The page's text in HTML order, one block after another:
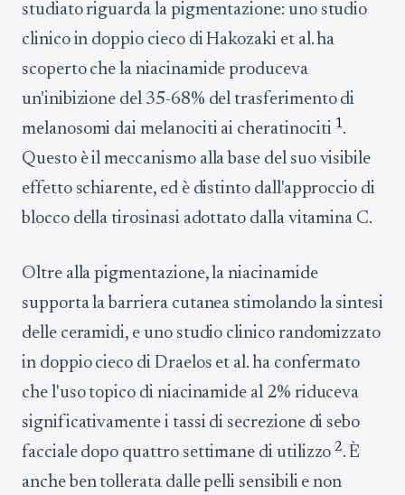
studiato riguarda la pigmentazione: uno studio
clinico in doppio cieco di Hakozaki et al. ha
scoperto che la niacinamide produceva
un'inibizione del 35-68% del trasferimento di
melanosomi dai melanociti ai cheratinociti1.
Questo è il meccanismo alla base del suo visibile
effetto schiarente, ed è distinto dall'approccio di
blocco della tirosinasi adottato dalla vitamina C.
Oltre alla pigmentazione, la niacinamide
supporta la barriera cutanea stimolando la sintesi
delle ceramidi, e uno studio clinico randomizzato
in doppio cieco di Draelos et al. ha confermato
che l'uso topico di niacinamide al 2% riduceva
significativamente i tassi di secrezione di sebo
facciale dopo quattro settimane di utilizzo2. È
anche ben tollerata dalle pelli sensibili e non